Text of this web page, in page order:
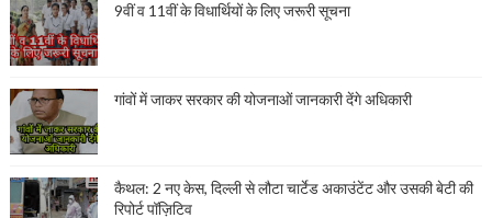
9वीं व 11वीं के विधार्थियों के लिए जरूरी सूचना
गांवों में जाकर सरकार की योजनाओं जानकारी देंगे अधिकारी
कैथल: 2 नए केस, दिल्ली से लौटा चार्टेड अकाउंटेंट और उसकी बेटी की
रिपोर्ट पॉज़िटिव